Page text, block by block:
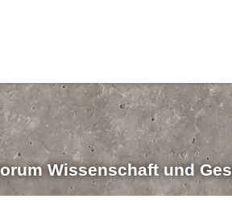
Wissenschaft und